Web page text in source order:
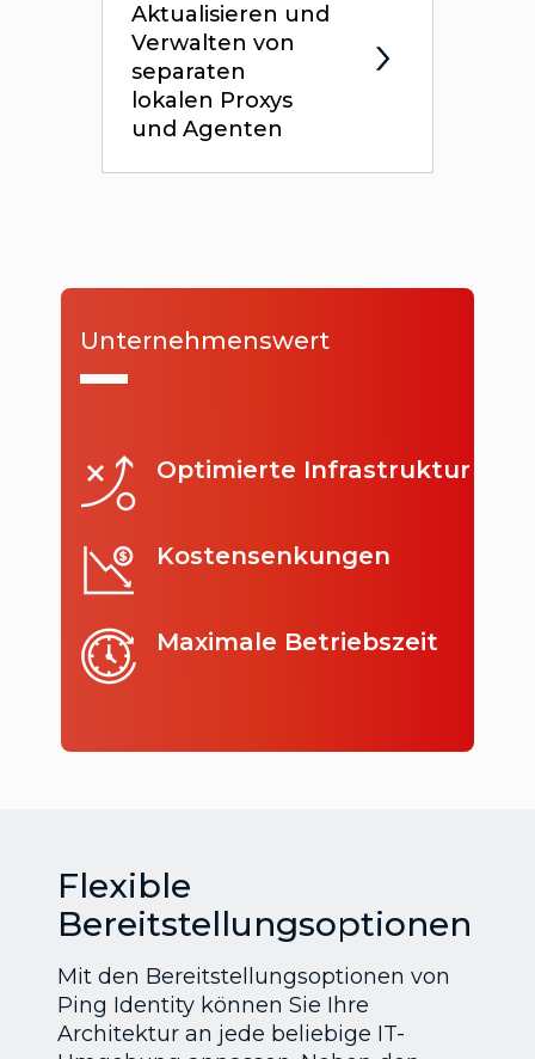
Aktualisieren und
Verwalten von
separaten
lokalen Proxys
und Agenten
Unternehmenswert
Optimierte Infrastruktur
Kostensenkungen
Maximale Betriebszeit
Flexible
Bereitstellungsoptionen
Mit den Bereitstellungsoptionen von
Ping Identity können Sie Ihre
Architektur an jede beliebige IT-